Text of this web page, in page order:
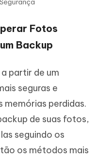
Fotos
Backup
partir de um
seguras e
memórias perdidas.
de suas fotos,
seguindo os
os métodos mais